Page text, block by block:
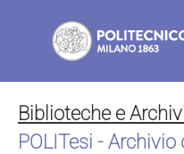
Biblioteche e
POLITesi -